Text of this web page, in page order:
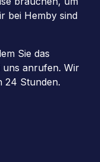
bei Hemby sind
Sie das
anrufen. Wir
24 Stunden.